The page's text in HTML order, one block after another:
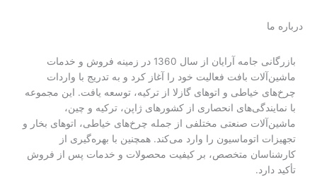
i
n ی
ص
ن
ع
ی
ص
ن
ع
a
m
درباره ما
بازرگانی جامه آرایان از سال 1360 در زمینه فروش و خدمات
ماشین‌آلات بافت فعالیت خود را آغاز کرد و به تدریج با واردات
چرخ‌های خیاطی و اتوهای گازلا از ترکیه، توسعه یافت. این مجموعه
با نمایندگی‌های انحصاری از کشورهای ژاپن، ترکیه و چین،
ماشین‌آلات صنعتی مختلفی از جمله چرخ‌های خیاطی، اتوهای بخار و
تجهیزات اتوماسیون را وارد می‌کند. همچنین با بهره‌گیری از
کارشناسان متخصص، بر کیفیت محصولات و خدمات پس از فروش
تأکید دارد.